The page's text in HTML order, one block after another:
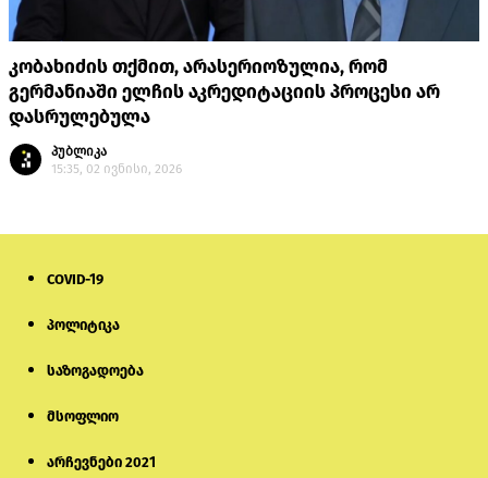
კობახიძის თქმით, არასერიოზულია, რომ
გერმანიაში ელჩის აკრედიტაციის პროცესი არ
დასრულებულა
პუბლიკა
15:35, 02 ივნისი, 2026
COVID-19
პოლიტიკა
საზოგადოება
მსოფლიო
არჩევნები 2021